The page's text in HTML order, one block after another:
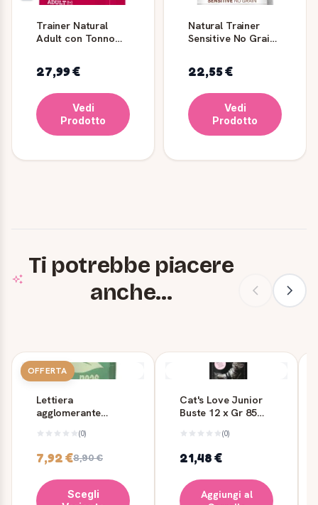
Trainer Natural
Adult con Tonno
27,99 €
Vedi
Prodotto
Natural Trainer
Sensitive No Grain
trota e patate
22,55 €
Vedi
Prodotto
Ti potrebbe piacere
anche...
OFFERTA
Lettiera
agglomerante
6 L
(0)
7,92 €8,90 €
Scegli
Cat's Love Junior
Buste 12 x Gr 85
(0)
21,48 €
Aggiungi al